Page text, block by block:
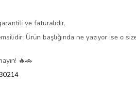
ve faturalıdır,
Ürün başlığında ne yazıyor ise o
🔥🚗